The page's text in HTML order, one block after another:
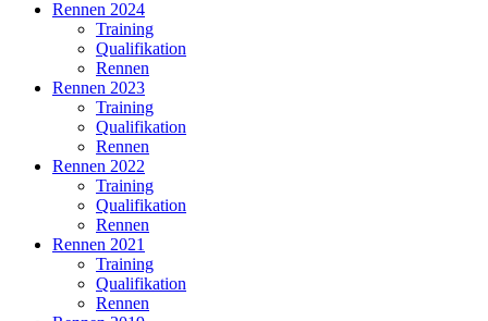
Rennen 2024
Training
Qualifikation
Rennen
Rennen 2023
Training
Qualifikation
Rennen
Rennen 2022
Training
Qualifikation
Rennen
Rennen 2021
Training
Qualifikation
Rennen